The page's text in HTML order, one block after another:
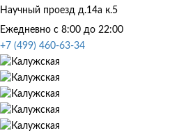
Научный проезд д.14а к.5
Ежедневно с 8:00 до 22:00
+7 (499) 460-63-34